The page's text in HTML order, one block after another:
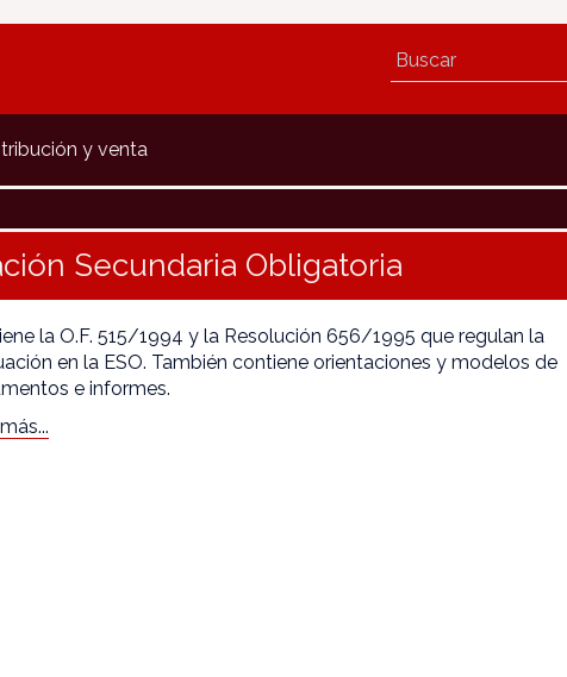
y venta
Secundaria Obligatoria
la O.F. 515/1994 y la Resolución 656/1995 que regulan la
en la ESO. También contiene orientaciones y modelos de
e informes.